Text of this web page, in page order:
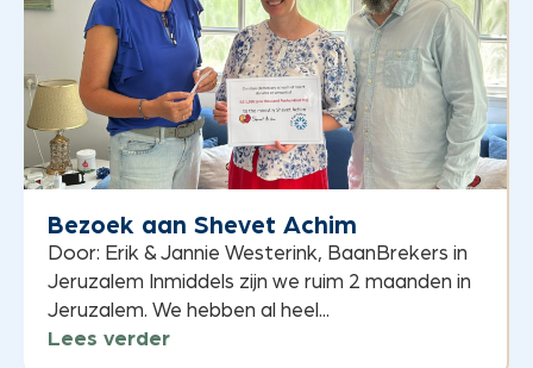
Bezoek aan Shevet Achim
Door: Erik & Jannie Westerink, BaanBrekers in
Jeruzalem Inmiddels zijn we ruim 2 maanden in
Jeruzalem. We hebben al heel...
Lees verder